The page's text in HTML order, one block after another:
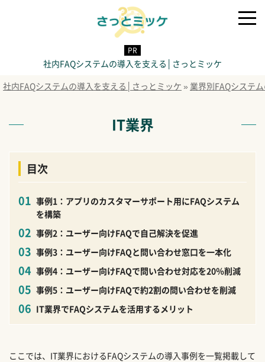
社内FAQシステムの導入を支える│さっとミッケ
社内FAQシステムの導入を支える│さっとミッケ » 業界別FAQシステ
IT業界
目次
事例1：アプリのカスタマーサポート用にFAQシステム
を構築
事例2：ユーザー向けFAQで自己解決を促進
事例3：ユーザー向けFAQと問い合わせ窓口を一本化
事例4：ユーザー向けFAQで問い合わせ対応を20％削減
事例5：ユーザー向けFAQで約2割の問い合わせを削減
IT業界でFAQシステムを活用するメリット
ここでは、IT業界におけるFAQシステムの導入事例を一覧掲載して